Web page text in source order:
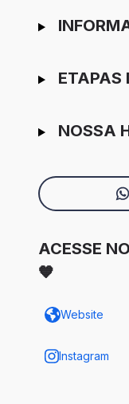
ETAPAS
NOSSA
ACESSE
🧡
Website
Instagram